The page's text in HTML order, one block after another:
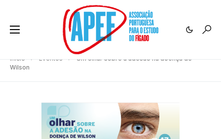
Início Eventos
Um olhar sobre a adesão na doença de
Wilson